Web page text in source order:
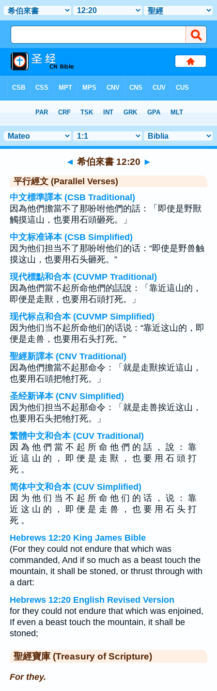
章 12> 聖經金句 20
◄ 希伯來書 12:20 ►
平行經文 (Parallel Verses)
中文標準譯本 (CSB Traditional)
因為他們擔當不了那吩咐他們的話：「即使是野獸
觸摸這山，也要用石頭砸死。」
中文标准译本 (CSB Simplified)
因为他们担当不了那吩咐他们的话：“即使是野兽触
摸这山，也要用石头砸死。”
現代標點和合本 (CUVMP Traditional)
因為他們當不起所命他們的話說：「靠近這山的，
即便是走獸，也要用石頭打死。」
现代标点和合本 (CUVMP Simplified)
因为他们当不起所命他们的话说：“靠近这山的，即
便是走兽，也要用石头打死。”
聖經新譯本 (CNV Traditional)
因為他們擔當不起那命令：「就是走獸挨近這山，
也要用石頭把牠打死。」
圣经新译本 (CNV Simplified)
因为他们担当不起那命令：「就是走兽挨近这山，
也要用石头把牠打死。」
繁體中文和合本 (CUV Traditional)
因 為 他 們 當 不 起 所 命 他 們 的 話 ， 說 ： 靠
近 這 山 的 ， 即 便 是 走 獸 ， 也 要 用 石 頭 打
死 。
简体中文和合本 (CUV Simplified)
因 为 他 们 当 不 起 所 命 他 们 的 话 ， 说 ： 靠
近 这 山 的 ， 即 便 是 走 兽 ， 也 要 用 石 头 打
死 。
Hebrews 12:20 King James Bible
(For they could not endure that which was
commanded, And if so much as a beast touch the
mountain, it shall be stoned, or thrust through with
a dart:
Hebrews 12:20 English Revised Version
for they could not endure that which was enjoined,
If even a beast touch the mountain, it shall be
stoned;
聖經寶庫 (Treasury of Scripture)
For they.